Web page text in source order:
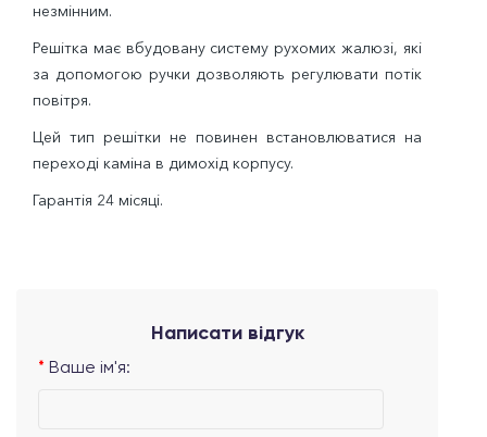
незмінним.
Решітка має вбудовану систему рухомих жалюзі, які
за допомогою ручки дозволяють регулювати потік
повітря.
Цей тип решітки не повинен встановлюватися на
переході каміна в димохід корпусу.
Гарантія 24 місяці.
Написати відгук
Ваше ім'я: